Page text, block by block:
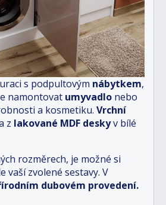
s podpultovým nábytkem,
namontovat umyvadlo nebo
a kosmetiku. Vrchní
z lakované MDF deskyv bílé
rozměrech, je možné si
vaší zvolené sestavy. V
dubovém provedení.